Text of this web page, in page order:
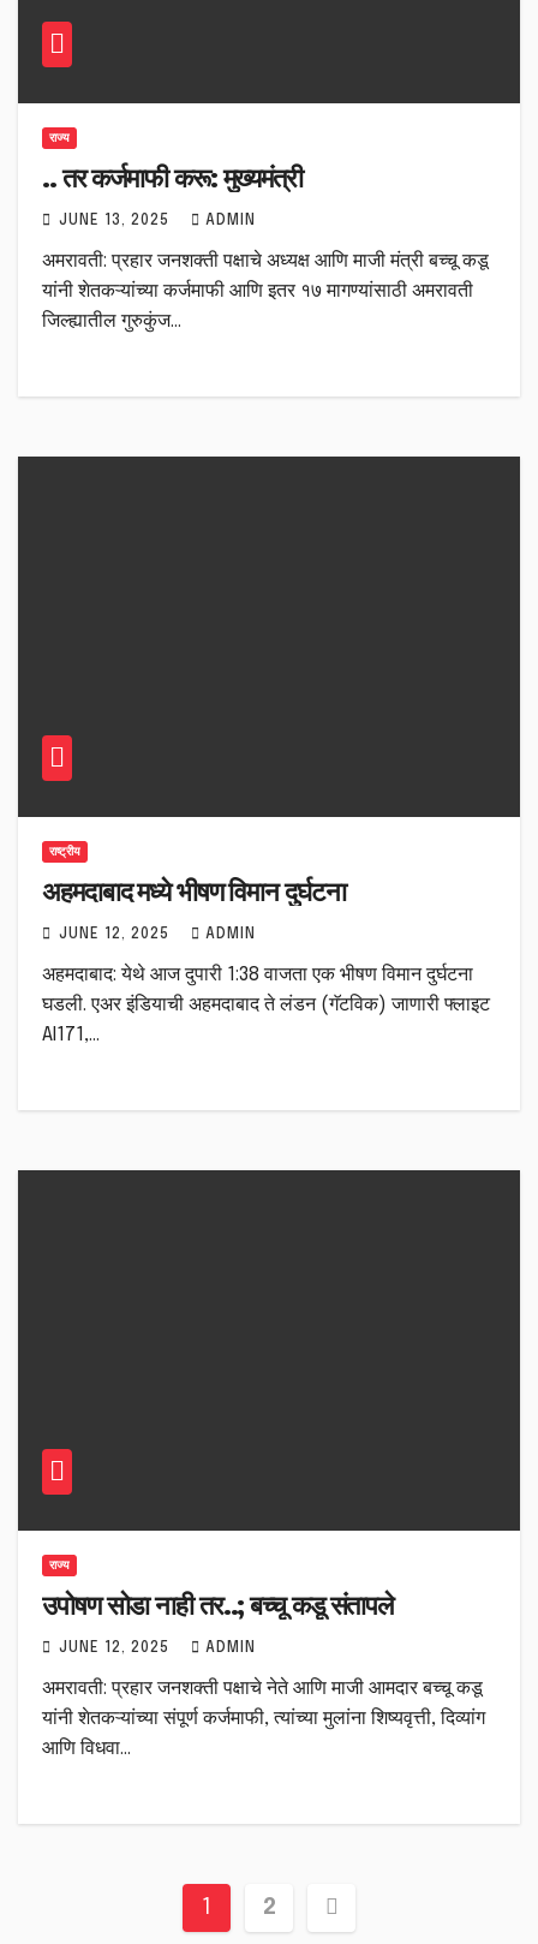
राज्य
.. तर कर्जमाफी करू: मुख्यमंत्री
JUNE 13, 2025 ADMIN
अमरावती: प्रहार जनशक्ती पक्षाचे अध्यक्ष आणि माजी मंत्री बच्चू कडू
यांनी शेतकऱ्यांच्या कर्जमाफी आणि इतर १७ मागण्यांसाठी अमरावती
जिल्ह्यातील गुरुकुंज…
राष्ट्रीय
अहमदाबाद मध्ये भीषण विमान दुर्घटना
JUNE 12, 2025 ADMIN
अहमदाबाद: येथे आज दुपारी 1:38 वाजता एक भीषण विमान दुर्घटना
घडली. एअर इंडियाची अहमदाबाद ते लंडन (गॅटविक) जाणारी फ्लाइट
AI171,…
राज्य
उपोषण सोडा नाही तर..; बच्चू कडू संतापले
JUNE 12, 2025 ADMIN
अमरावती: प्रहार जनशक्ती पक्षाचे नेते आणि माजी आमदार बच्चू कडू
यांनी शेतकऱ्यांच्या संपूर्ण कर्जमाफी, त्यांच्या मुलांना शिष्यवृत्ती, दिव्यांग
आणि विधवा…
Posts
1 2